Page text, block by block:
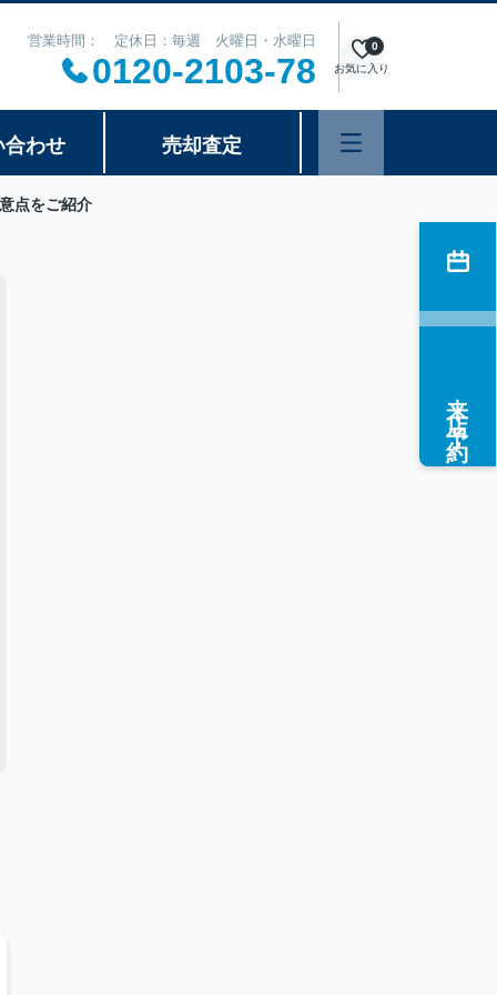
営業時間： 定休日：毎週 火曜日・水曜日
0120-2103-78 お気に入り
0
合わせ 売却査定
点をご紹介
来店予約